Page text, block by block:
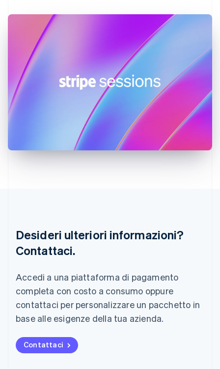
Desideri ulteriori informazioni?
Contattaci.
Accedi a una piattaforma di pagamento
completa con costo a consumo oppure
contattaci per personalizzare un pacchetto in
base alle esigenze della tua azienda.
Contattaci
Germania
Deutsch
Giappone
日本語
Gibilterra
English
Malaysia
English简体中文
Malta
Messico
Español
Norvegia
English
Nuova Zelanda
Paesi Bassi
NederlandsEnglish
Polonia